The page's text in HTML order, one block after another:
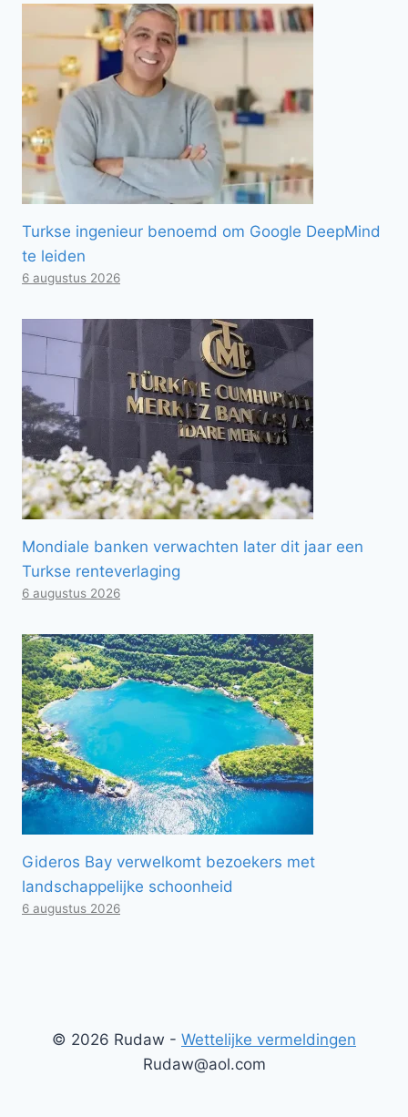
Turkse ingenieur benoemd om Google DeepMind
te leiden
6 augustus 2026
Mondiale banken verwachten later dit jaar een
Turkse renteverlaging
6 augustus 2026
Gideros Bay verwelkomt bezoekers met
landschappelijke schoonheid
6 augustus 2026
© 2026 Rudaw - Wettelijke vermeldingen
Rudaw@aol.com